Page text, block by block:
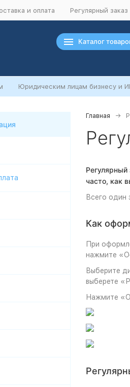
и оплата Регулярный заказ
Каталог
Юридическим лицам бизнесу и
Главная
Регулярный
часто, как
Всего один
Как
При
нажмите
Выберите
выберете
Нажмите